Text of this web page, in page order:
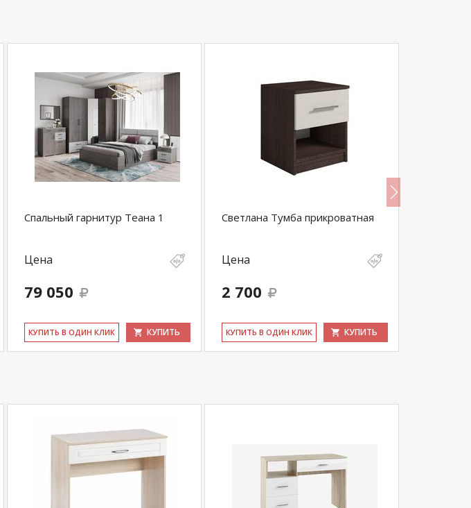
Спальный гарнитур Теана 1
Цена
79 050
КУ­ПИТЬ В ОДИН КЛИК КУПИТЬ
Светлана Тумба прикроватная
Цена
2 700
КУ­ПИТЬ В ОДИН КЛИК КУПИТЬ